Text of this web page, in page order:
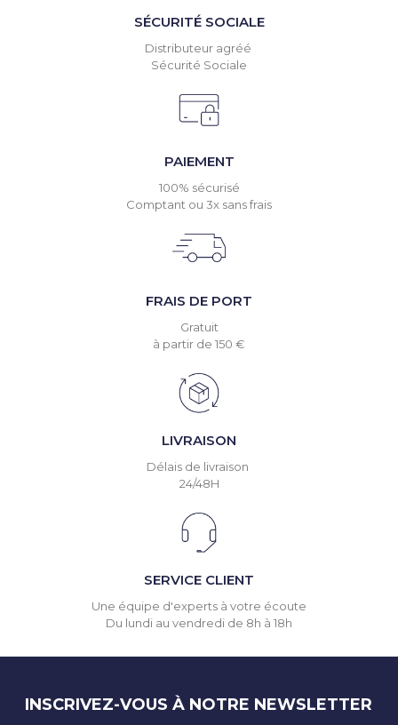
SÉCURITÉ SOCIALE
Distributeur agréé
Sécurité Sociale
PAIEMENT
100% sécurisé
Comptant ou 3x sans frais
FRAIS DE PORT
Gratuit
à partir de 150 €
LIVRAISON
Délais de livraison
24/48H
SERVICE CLIENT
Une équipe d'experts à votre écoute
Du lundi au vendredi de 8h à 18h
INSCRIVEZ-VOUS À NOTRE NEWSLETTER